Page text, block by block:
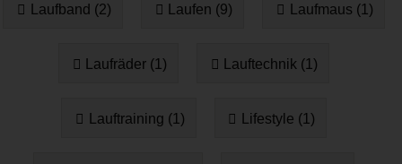
Laufband (2) Laufen (9) Laufmaus (1)
Laufräder (1) Lauftechnik (1)
Lauftraining (1) Lifestyle (1)